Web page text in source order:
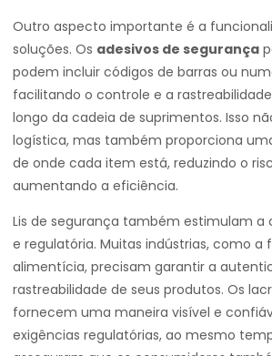
Outro aspecto importante é a
soluções. Os adesivos de segurança
podem incluir códigos de barras ou
facilitando o controle e a
longo da cadeia de suprimentos. Isso
logística, mas também proporciona
de onde cada item está, reduzindo o
aumentando a eficiência.
Lis de segurança também estimulam a
e regulatória. Muitas indústrias, como
alimentícia, precisam garantir a
rastreabilidade de seus produtos. Os
fornecem uma maneira visível e
exigências regulatórias, ao mesmo